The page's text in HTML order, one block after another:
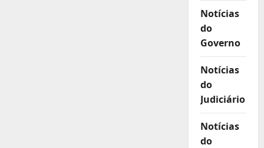
Notícias
do
Governo
Notícias
do
Judiciário
Notícias
do